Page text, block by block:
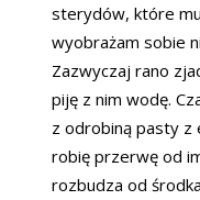
sterydów, które
wyobrażam sobie
Zazwyczaj rano
piję z nim wodę.
z odrobiną pasty z
robię przerwę od
rozbudza od